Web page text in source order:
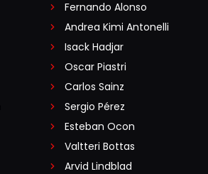
Fernando Alonso
Andrea Kimi Antonelli
Isack Hadjar
Oscar Piastri
Carlos Sainz
Sergio Pérez
Esteban Ocon
Valtteri Bottas
Arvid Lindblad